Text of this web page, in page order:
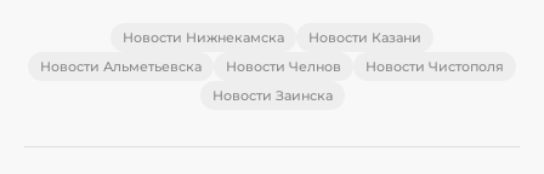
Новости Нижнекамска
Новости Казани
Новости Альметьевска
Новости Челнов
Новости Чистополя
Новости Заинска